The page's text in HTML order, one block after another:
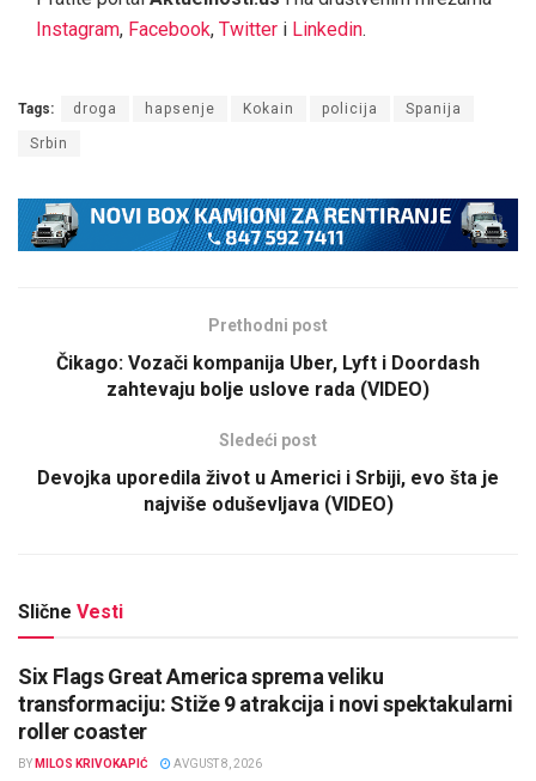
Instagram, Facebook, Twitter i Linkedin.
Tags: droga hapsenje Kokain policija Spanija
Srbin
Prethodni post
Čikago: Vozači kompanija Uber, Lyft i Doordash
zahtevaju bolje uslove rada (VIDEO)
Sledeći post
Devojka uporedila život u Americi i Srbiji, evo šta je
najviše oduševljava (VIDEO)
Slične Vesti
Six Flags Great America sprema veliku
transformaciju: Stiže 9 atrakcija i novi spektakularni
roller coaster
BY MILOS KRIVOKAPIĆ AVGUST 8, 2026